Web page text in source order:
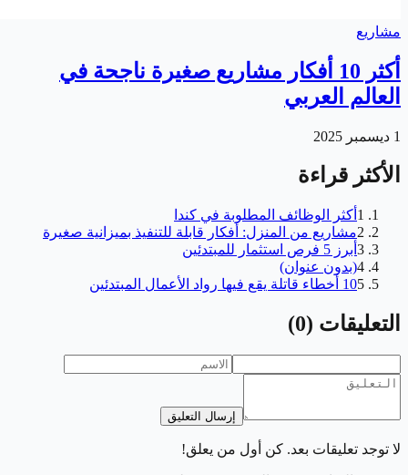
مشاريع
أكثر 10 أفكار مشاريع صغيرة ناجحة في
العالم العربي
1 ديسمبر 2025
الأكثر قراءة
1 أكثر الوظائف المطلوبة في كندا
2مشاريع من المنزل: أفكار قابلة للتنفيذ بميزانية صغيرة
3 أبرز 5 فرص استثمار للمبتدئين
4(بدون عنوان)
510 أخطاء قاتلة يقع فيها رواد الأعمال المبتدئين
التعليقات (
0
)
إرسال التعليق
لا توجد تعليقات بعد. كن أول من يعلق!